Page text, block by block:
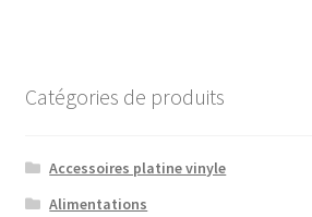
Catégories de produits
Accessoires platine vinyle
Alimentations